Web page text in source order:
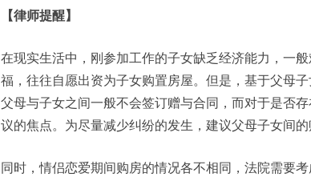
【律师提醒】
在现实生活中，刚参加工作的子女缺乏经济能力，一
福，往往自愿出资为子女购置房屋。但是，基于父母
父母与子女之间一般不会签订赠与合同，而对于是否
议的焦点。为尽量减少纠纷的发生，建议父母子女间的
同时，情侣恋爱期间购房的情况各不相同，法院需要